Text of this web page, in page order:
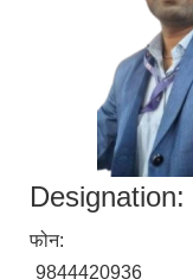
Designation:
फोन:
9844420936